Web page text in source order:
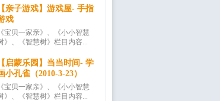
【亲子游戏】游戏屋- 手指
戏
《宝贝一家亲》、《小小智慧
》、《智慧树》栏目内容...
【启蒙乐园】当当时间- 学
小孔雀（2010-3-23）
《宝贝一家亲》、《小小智慧
》、《智慧树》栏目内容...